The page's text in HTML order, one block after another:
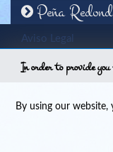
Peña
Aviso Legal
Política de
In order to provide you
By using our website,